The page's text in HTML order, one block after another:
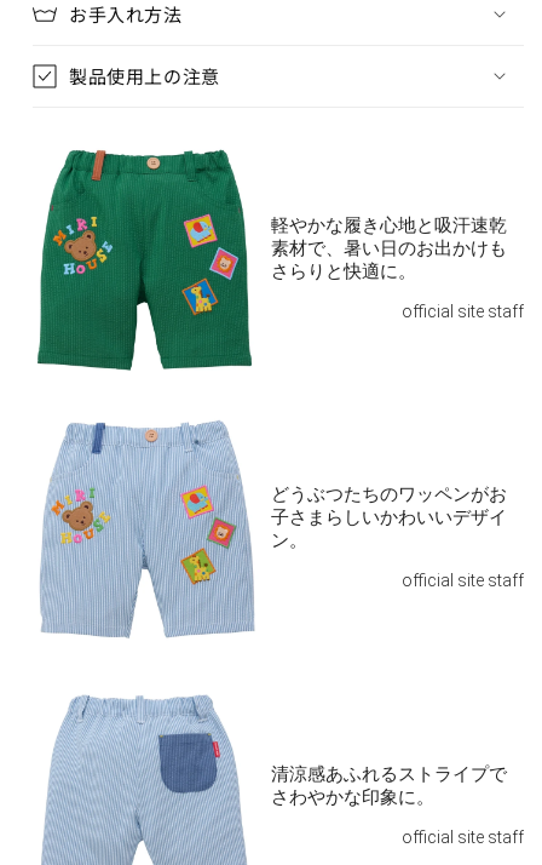
お手入れ方法
製品使用上の注意
軽やかな履き心地と吸汗速乾
素材で、暑い日のお出かけも
さらりと快適に。
official site staff
どうぶつたちのワッペンがお
子さまらしいかわいいデザイ
ン。
official site staff
清涼感あふれるストライプで
さわやかな印象に。
official site staff